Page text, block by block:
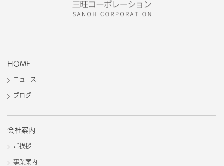
HOME
ニュース
ブログ
会社案内
ご挨拶
事業案内